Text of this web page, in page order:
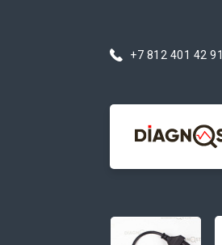
+7 812 401 42 91